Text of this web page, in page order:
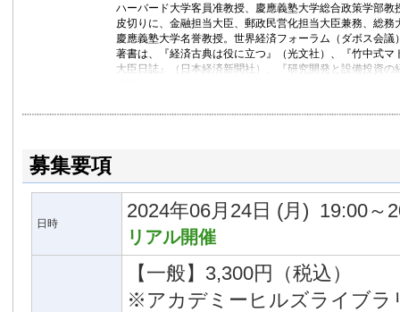
ハーバード大学客員准教授、慶應義塾大学総合政策学部
皮切りに、金融担当大臣、郵政民営化担当大臣兼務、総
慶應義塾大学名誉教授。世界経済フォーラム（ダボス会議
著書は、『経済古典は役に立つ』（光文社）、『竹中式
大臣日誌』（日本経済新聞社）、『研究開発と設備投資
募集要項
日時
2024年06月24日 (月) 19:00～
リアル開催
【一般】3,300円（税込）
※アカデミーヒルズライブラ